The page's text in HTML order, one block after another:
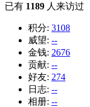
已有 1189 人来访过
积分: 3108
威望: --
金钱: 2676
贡献: --
好友: 274
日志: --
相册: --